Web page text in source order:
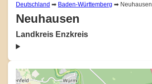
Deutschland ➡ Baden-Württemberg ➡ Neuhausen
Neuhausen
Landkreis Enzkreis